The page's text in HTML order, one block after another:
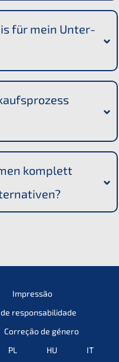
für mein Unter­
komplett
Impres­são
responsabilidade
Corre­ção de género
PL HU IT